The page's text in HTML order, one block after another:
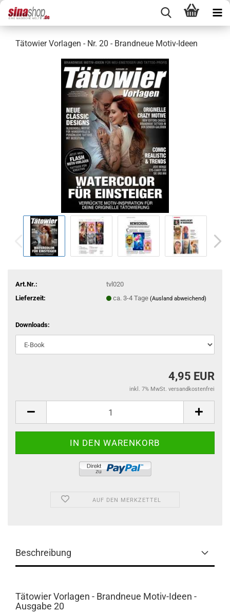
Tätowier Vorlagen - Nr. 20 - Brandneue Motiv-Ideen
Art.Nr.:
tvl020
Lieferzeit:
ca. 3-4 Tage (Ausland abweichend)
Downloads:
4,95 EUR
inkl. 7% MwSt. versandkostenfrei
AUF DEN MERKZETTEL
Beschreibung
Tätowier Vorlagen - Brandneue Motiv-Ideen -
Ausgabe 20